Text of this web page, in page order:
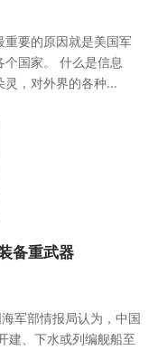
要的原因就是美国军
国家。 什么是信息
，对外界的各种...
备重武器
军部情报局认为，中国
建、下水或列编舰船至